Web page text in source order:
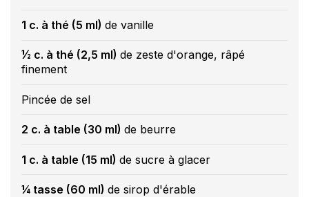
1 c. à thé (5 ml) de vanille
½ c. à thé (2,5 ml) de zeste d'orange, râpé
finement
Pincée de sel
2 c. à table (30 ml) de beurre
1 c. à table (15 ml) de sucre à glacer
¼ tasse (60 ml) de sirop d'érable